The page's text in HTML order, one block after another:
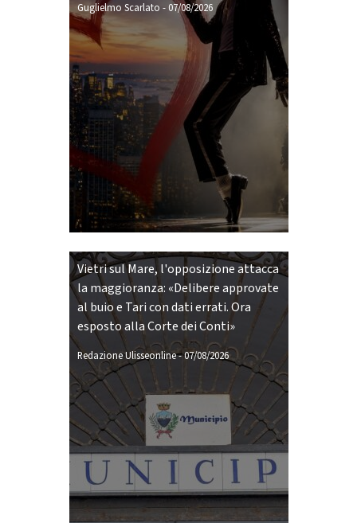
Guglielmo Scarlato -07/08/2026
Vietri sul Mare, l'opposizione attacca
la maggioranza: «Delibere approvate
al buio e Tari con dati errati. Ora
esposto alla Corte dei Conti»
Redazione Ulisseonline-07/08/2026